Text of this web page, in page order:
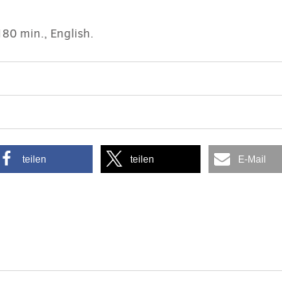
min., English.
teilen teilen E-Mail